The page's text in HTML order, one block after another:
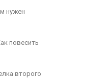
нужен
повесить
второго